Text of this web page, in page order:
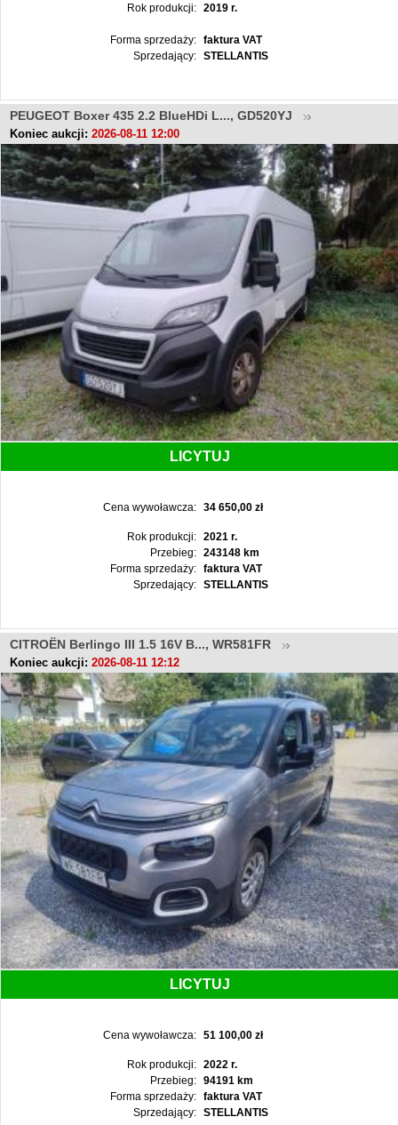
Rok produkcji: 2019 r.
Forma sprzedaży:
faktura VAT
Sprzedający:
STELLANTIS
PEUGEOT Boxer 435 2.2 BlueHDi L..., GD520YJ
Koniec aukcji: 2026-08-11 12:00
LICYTUJ
Cena wywoławcza: 34 650,00 zł
Rok produkcji:
2021 r.
Przebieg:
243148 km
Forma sprzedaży:
faktura VAT
Sprzedający:
STELLANTIS
CITROËN Berlingo III 1.5 16V B..., WR581FR
Koniec aukcji: 2026-08-11 12:12
LICYTUJ
Cena wywoławcza: 51 100,00 zł
Rok produkcji:
2022 r.
Przebieg:
94191 km
Forma sprzedaży:
faktura VAT
Sprzedający:
STELLANTIS